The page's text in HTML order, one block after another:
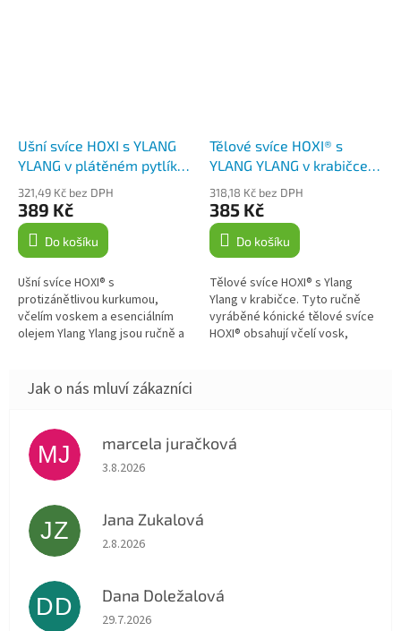
Ušní svíce HOXI s YLANG
YLANG v plátěném pytlíku
10ks
321,49 Kč bez DPH
389 Kč
Do košíku
Ušní svíce HOXI® s
protizánětlivou kurkumou,
včelím voskem a esenciálním
olejem Ylang Ylang jsou ručně a
materiálů....
Tělové svíce HOXI® s
YLANG YLANG v krabičce
10ks
318,18 Kč bez DPH
385 Kč
Do košíku
Tělové svíce HOXI® s Ylang
Ylang v krabičce. Tyto ručně
vyráběné kónické tělové svíce
HOXI® obsahují včelí vosk,
MJ marcela juračková
Hodnocení obchodu je 5 z 5 hvězdiček.
3.8.2026
JZ Jana Zukalová
Hodnocení obchodu je 5 z 5 hvězdiček.
2.8.2026
DD Dana Doležalová
Hodnocení obchodu je 5 z 5 hvězdiček.
29.7.2026